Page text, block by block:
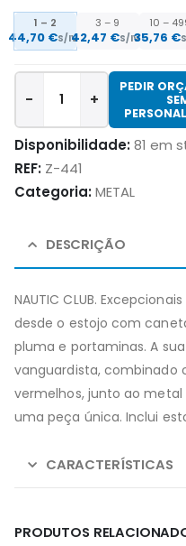
1 – 2
44,70 €S/IVA
3 – 9
42,47 €S/IVA
10 –
35,76 €
- +
PEDIR
Disponibilidade:81 em
REF: Z-441
Categoria:METAL
DESCRIÇÃO
NAUTIC CLUB.
desde o estojo com
pluma e portaminas. A
vanguardista, combinado
vermelhos, junto ao
uma peça única. Inclui
CARACTERÍSTICAS
PRODUTOS